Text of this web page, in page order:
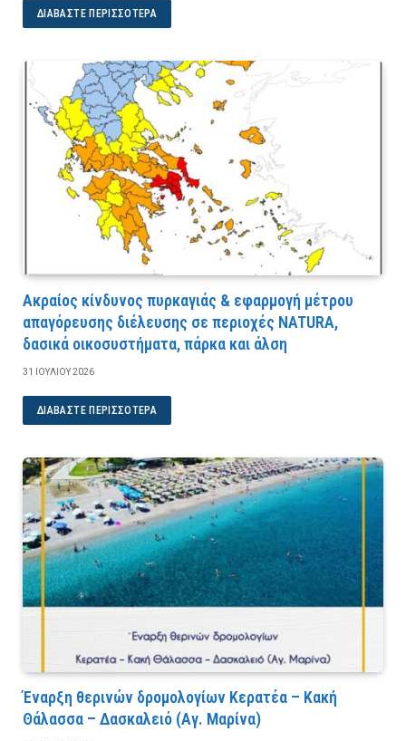
ΔΙΑΒΆΣΤΕ ΠΕΡΙΣΣΌΤΕΡΑ
Ακραίος κίνδυνος πυρκαγιάς & εφαρμογή μέτρου
απαγόρευσης διέλευσης σε περιοχές NATURA,
δασικά οικοσυστήματα, πάρκα και άλση
31 ΙΟΥΛΊΟΥ 2026
ΔΙΑΒΆΣΤΕ ΠΕΡΙΣΣΌΤΕΡΑ
Έναρξη θερινών δρομολογίων Κερατέα – Κακή
Θάλασσα – Δασκαλειό (Αγ. Μαρίνα)